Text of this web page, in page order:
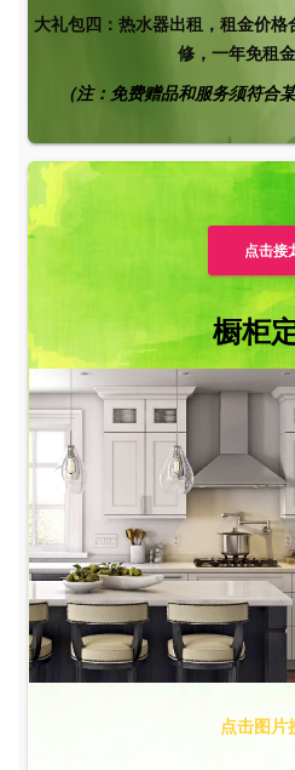
大礼包四： 热水器出租，租金价
修，一年免租
（注：免费赠品和服务须符合
点击接
橱柜
点击图片